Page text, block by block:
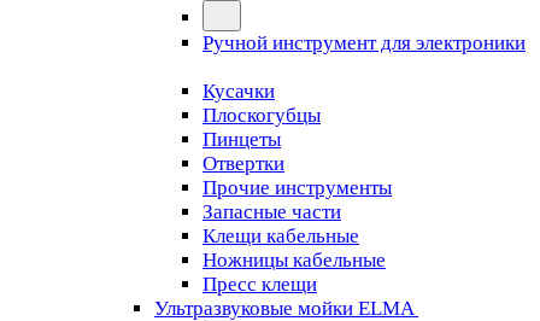
Ручной инструмент для электроники
Кусачки
Плоскогубцы
Пинцеты
Отвертки
Прочие инструменты
Запасные части
Клещи кабельные
Ножницы кабельные
Пресс клещи
Ультразвуковые мойки ELMA